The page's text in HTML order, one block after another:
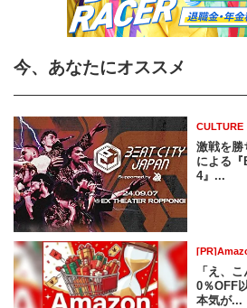
今、あなたにオススメ
CULTURE
激戦を勝
による
4』...
「え、
0％OFF
本気が...